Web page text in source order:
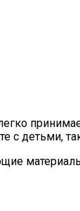
детьми,